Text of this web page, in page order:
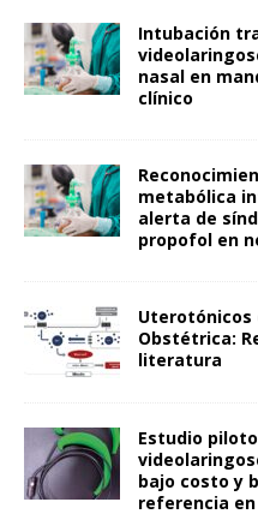
Intubación
nasal en
clínico
metabólica
alerta de
propofol en
Uterotónicos
Obstétrica:
literatura
Estudio
bajo costo y
referencia